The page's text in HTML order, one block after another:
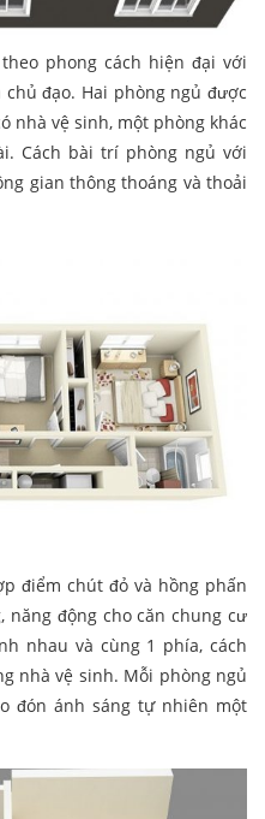
phong cách hiện đại với
đạo. Hai phòng ngủ được
nhà vệ sinh, một phòng khác
Cách bài trí phòng ngủ với
gian thông thoáng và thoải
điểm chút đỏ và hồng phấn
năng động cho căn chung cư
nhau và cùng 1 phía, cách
nhà vệ sinh. Mỗi phòng ngủ
đón ánh sáng tự nhiên một